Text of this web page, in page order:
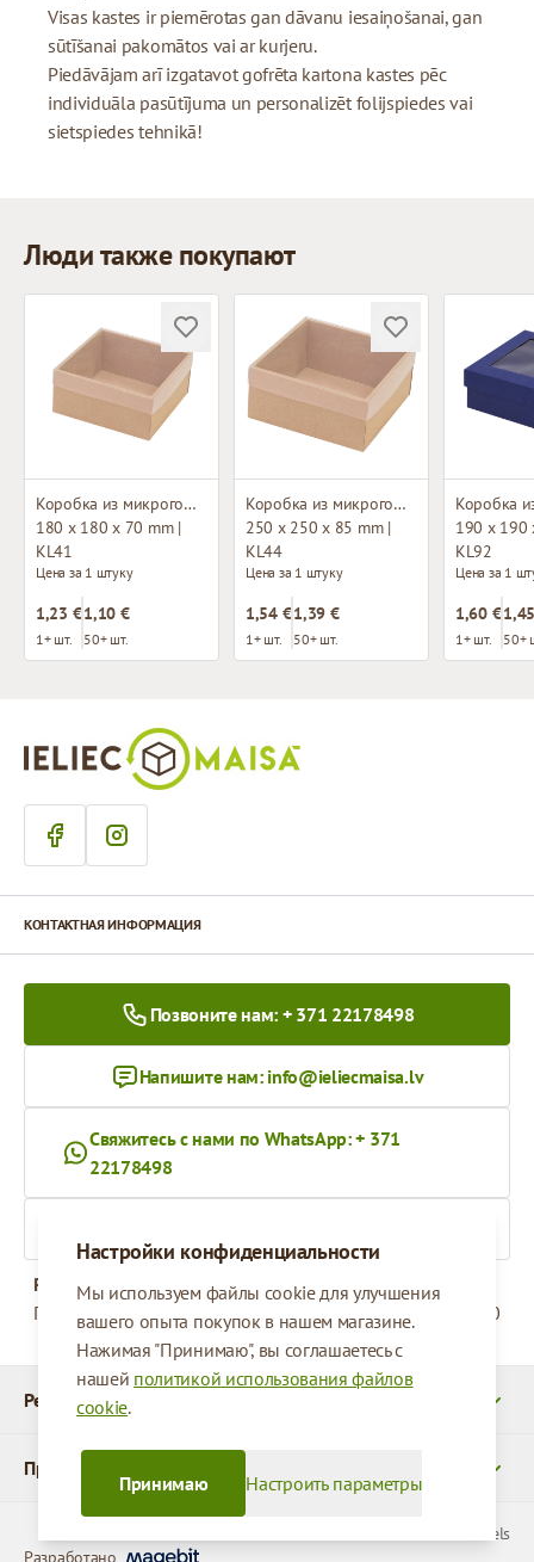
Visas kastes ir piemērotas gan dāvanu iesaiņošanai, gan
sūtīšanai pakomātos vai ar kurjeru.
Piedāvājam arī izgatavot gofrēta kartona kastes pēc
individuāla pasūtījuma un personalizēt folijspiedes vai
sietspiedes tehnikā!
Люди также покупают
Коробка из микрогофрокартона с окном
180 x 180 x 70 mm |
KL41
Цена за 1 штуку
1,23 €
1+ шт.
1,10 €
50+ шт.
Коробка из микрогофрокартона с окном
250 x 250 x 85 mm |
KL44
Цена за 1 штуку
1,54 €
1+ шт.
1,39 €
50+ шт.
190 x 190
KL92
Цена за 1
1,60 €
1+ шт. 50+
Настройки конфиденциальности
Мы используем файлы cookie для улучшения
вашего опыта покупок в нашем магазине.
Нажимая "Принимаю", вы соглашаетесь с
нашей политикой использования файлов
cookie.
Настроить параметры
Принимаю
Реквизиты
Продукты
КОНТАКТНАЯ ИНФОРМАЦИЯ
Позвоните нам: + 371 22178498
Напишите нам: info@ieliecmaisa.lv
Свяжитесь с нами по WhatsApp: + 371
22178498
Рабочее время
Понедельник - Пятница
09:00 - 17:00
© 2026 SIA Parcels
Разработано